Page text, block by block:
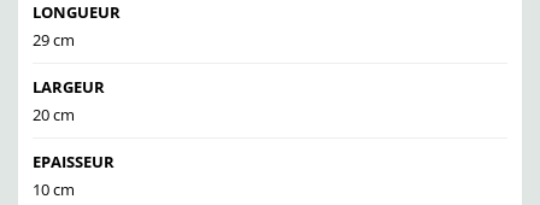
LONGUEUR
29 cm
LARGEUR
20 cm
EPAISSEUR
10 cm